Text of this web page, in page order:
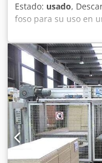
Estado: usado,
foso para su uso en
cantos
Estación automática
de ventosas para el
Recogida de
procesar en filas
mm Cjdpsrzhftofx Ac
3200 mm Bomba de
introducción de pilas
por control
horizontales de
de paneles Martyr